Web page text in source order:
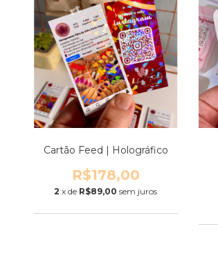
Cartão Feed | Holográfico
R$178,00
2 x de R$89,00 sem juros